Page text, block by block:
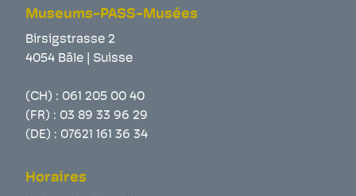
Museums-PASS-Musées
Birsigstrasse 2
4054 Bâle | Suisse
(CH) : 061 205 00 40
(FR) : 03 89 33 96 29
(DE) : 07621 161 36 34
Horaires